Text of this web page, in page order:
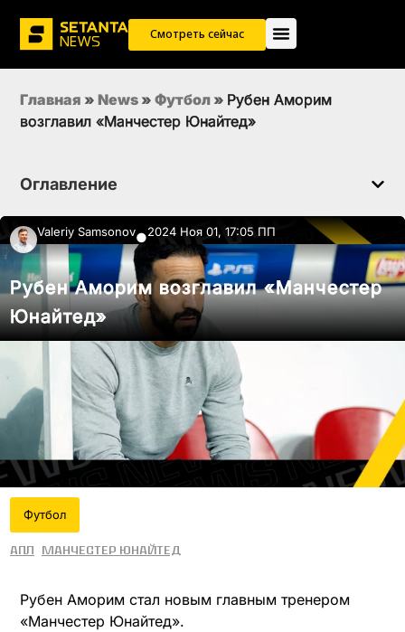
Смотреть сейчас
Главная » News » Футбол » Рубен Аморим
возглавил «Манчестер Юнайтед»
Оглавление
Valeriy Samsonov●2024 Ноя 01, 17:05 ПП
Рубен Аморим возглавил «Манчестер
Юнайтед»
Футбол
АПЛ Манчестер Юнайтед
Рубен Аморим стал новым главным тренером
«Манчестер Юнайтед».